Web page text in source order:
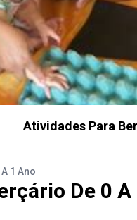
Atividades Para
1 Ano
De 0 A